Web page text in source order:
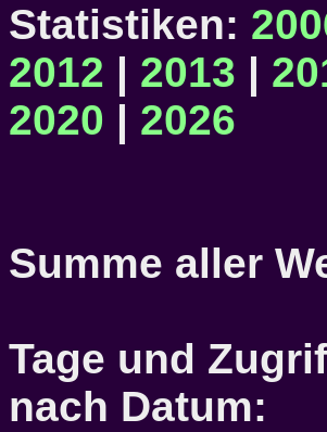
Statistiken:
2012 | 2013 |
2020 | 2026
Summe aller
Tage und
nach Datum: